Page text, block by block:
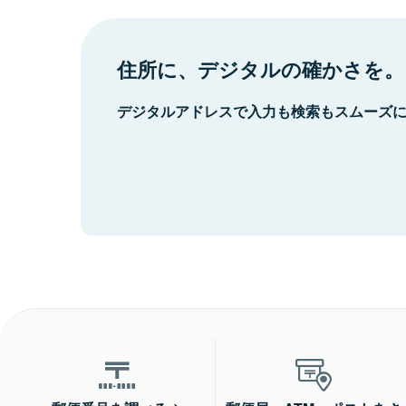
住所に、デジタルの確かさを。
デジタルアドレスで入力も検索もスムーズ